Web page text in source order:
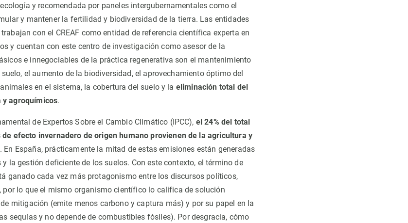
y recomendada por paneles intergubernamentales como el
y mantener la fertilidad y biodiversidad de la tierra. Las entidades
con el CREAF como entidad de referencia científica experta en
y cuentan con este centro de investigación como asesor de la
e innegociables de la práctica regenerativa son el mantenimiento
el aumento de la biodiversidad, el aprovechamiento óptimo del
en el sistema, la cobertura del suelo y la eliminación total del
y agroquímicos.
de Expertos Sobre el Cambio Climático (IPCC), el 24% del total
efecto invernadero de origen humano provienen de la agricultura y
. En España, prácticamente la mitad de estas emisiones están generadas
la gestión deficiente de los suelos. Con este contexto, el término de
ganado cada vez más protagonismo entre los discursos políticos,
por lo que el mismo organismo científico lo califica de solución
mitigación (emite menos carbono y captura más) y por su papel en la
sequías y no depende de combustibles fósiles). Por desgracia, cómo